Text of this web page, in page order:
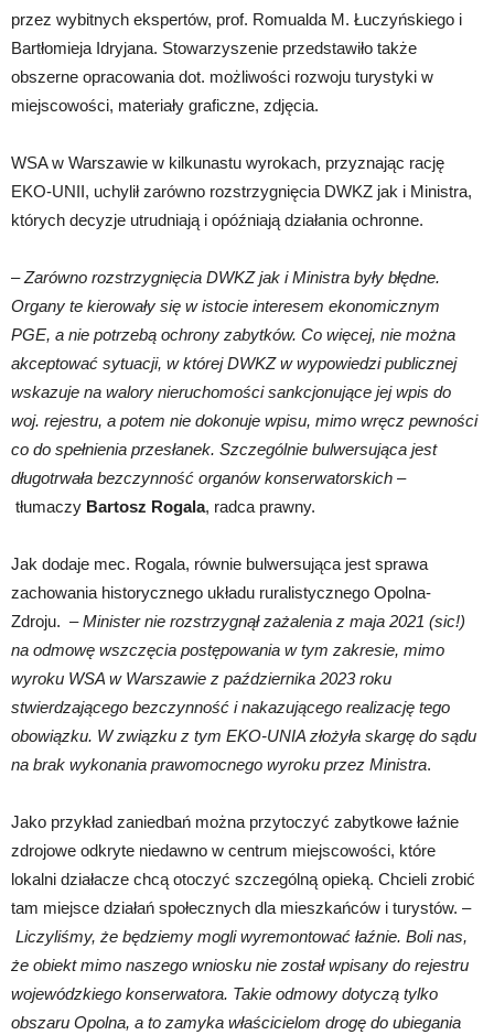
przez wybitnych ekspertów, prof. Romualda M. Łuczyńskiego i
Bartłomieja Idryjana. Stowarzyszenie przedstawiło także
obszerne opracowania dot. możliwości rozwoju turystyki w
miejscowości, materiały graficzne, zdjęcia.
WSA w Warszawie w kilkunastu wyrokach, przyznając rację
EKO-UNII, uchylił zarówno rozstrzygnięcia DWKZ jak i Ministra,
których decyzje utrudniają i opóźniają działania ochronne.
–Zarówno rozstrzygnięcia DWKZ jak i Ministra były błędne.
Organy te kierowały się w istocie interesem ekonomicznym
PGE, a nie potrzebą ochrony zabytków. Co więcej, nie można
akceptować sytuacji, w której DWKZ w wypowiedzi publicznej
wskazuje na walory nieruchomości sankcjonujące jej wpis do
woj. rejestru, a potem nie dokonuje wpisu, mimo wręcz pewności
co do spełnienia przesłanek. Szczególnie bulwersująca jest
długotrwała bezczynność organów konserwatorskich –
tłumaczy Bartosz Rogala, radca prawny.
Jak dodaje mec. Rogala, równie bulwersująca jest sprawa
zachowania historycznego układu ruralistycznego Opolna-
Zdroju. –Minister nie rozstrzygnął zażalenia z maja 2021 (sic!)
na odmowę wszczęcia postępowania w tym zakresie, mimo
wyroku WSA w Warszawie z października 2023 roku
stwierdzającego bezczynność i nakazującego realizację tego
obowiązku. W związku z tym EKO-UNIA złożyła skargę do sądu
na brak wykonania prawomocnego wyroku przez Ministra.
Jako przykład zaniedbań można przytoczyć zabytkowe łaźnie
zdrojowe odkryte niedawno w centrum miejscowości, które
lokalni działacze chcą otoczyć szczególną opieką. Chcieli zrobić
tam miejsce działań społecznych dla mieszkańców i turystów. –
Liczyliśmy, że będziemy mogli wyremontować łaźnie. Boli nas,
że obiekt mimo naszego wniosku nie został wpisany do rejestru
wojewódzkiego konserwatora. Takie odmowy dotyczą tylko
obszaru Opolna, a to zamyka właścicielom drogę do ubiegania